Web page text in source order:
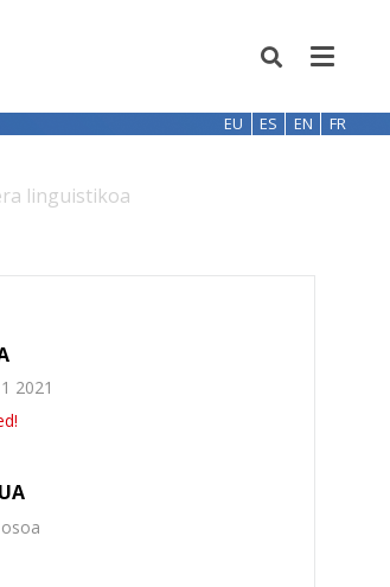
EU ES EN FR
linguistikoa
2021